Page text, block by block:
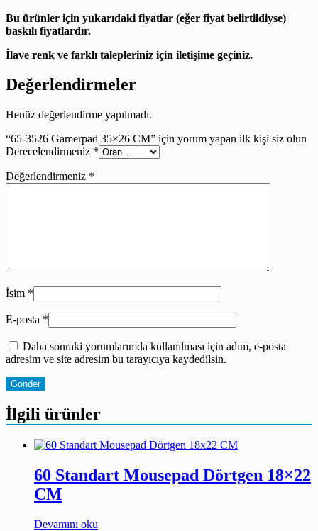
Bu ürünler için yukarıdaki fiyatlar (eğer fiyat belirtildiyse)
baskılı fiyatlardır.
İlave renk ve farklı talepleriniz için iletişime geçiniz.
Değerlendirmeler
Henüz değerlendirme yapılmadı.
“65-3526 Gamerpad 35×26 CM” için yorum yapan ilk kişi siz olun
Derecelendirmeniz *
Değerlendirmeniz *
İsim *
E-posta *
Daha sonraki yorumlarımda kullanılması için adım, e-posta
adresim ve site adresim bu tarayıcıya kaydedilsin.
İlgili ürünler
60 Standart Mousepad Dörtgen 18×22
CM
Devamını oku